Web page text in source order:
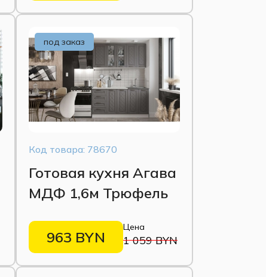
под заказ
Код товара: 78670
Готовая кухня Агава
МДФ 1,6м Трюфель
Цена
1 059 BYN
963 BYN